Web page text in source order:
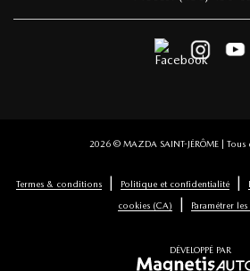
2026 © MAZDA SAINT-JÉRÔME | Tous
Termes & conditions | Politique et confidentialité |
cookies (CA)
| Paramétrer
DÉVELOPPÉ PAR